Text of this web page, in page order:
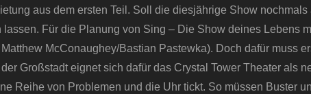
aus dem ersten Teil. Soll die diesjährige Show
Für die Planung von Sing – Die Show deines Lebens
McConaughey/Bastian Pastewka). Doch dafür muss
Großstadt eignet sich dafür das Crystal Tower Theater als
Reihe von Problemen und die Uhr tickt. So müssen Buster